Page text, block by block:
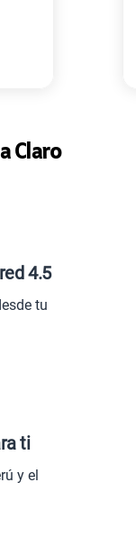
Claro
4.5
tu
ti
y el